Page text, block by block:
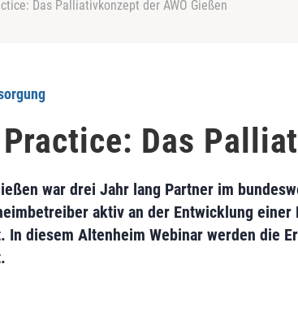
Das Palliativkonzept der AWO Gießen
Das
war drei Jahr lang Partner im
aktiv an der Entwicklung
In diesem Altenheim Webinar werden die